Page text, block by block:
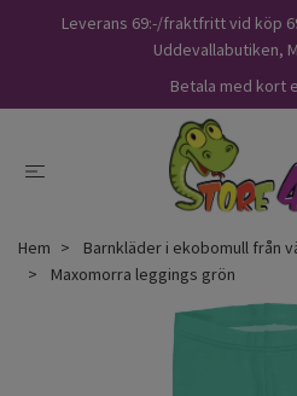
Leverans 69:-/fraktfritt vid köp
Uddevallabutiken,
Betala med kort
Hem
Barnkläder i ekobomull från
Maxomorra leggings grön